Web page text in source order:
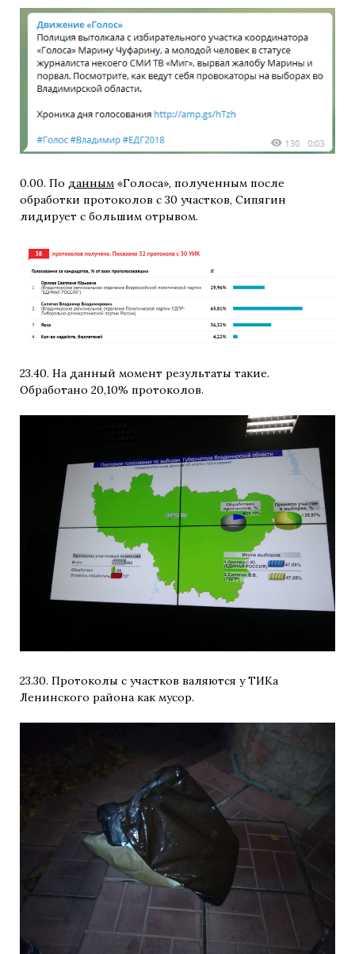
0.00. По данным «Голоса», полученным после
обработки протоколов с 30 участков, Сипягин
лидирует с большим отрывом.
23.40. На данный момент результаты такие.
Обработано 20,10% протоколов.
23.30. Протоколы с участков валяются у ТИКа
Ленинского района как мусор.